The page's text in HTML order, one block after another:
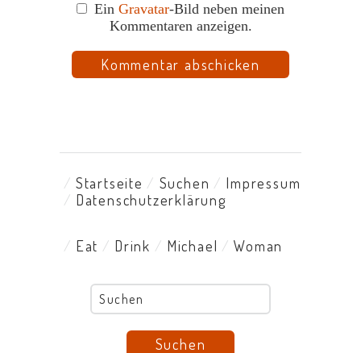
Ein Gravatar-Bild neben meinen
Kommentaren anzeigen.
Startseite Suchen
Impressum
Datenschutzerklärung
Eat Drink Michael Woman